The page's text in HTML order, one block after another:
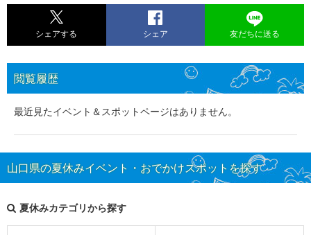
シェアする シェア 友だちに送る
閲覧履歴
最近見たイベント＆スポットページはありません。
山口県の夏休みイベント・おでかけスポットを探す
夏休みカテゴリから探す